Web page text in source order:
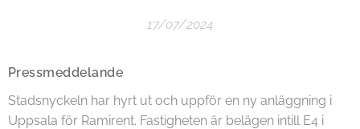
17/07/2024
Pressmeddelande
Stadsnyckeln har hyrt ut och uppför en ny anläggning i
Uppsala för Ramirent. Fastigheten är belägen intill E4 i